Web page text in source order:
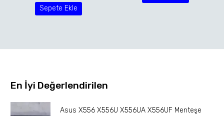
Sepete Ekle
En İyi Değerlendirilen
Asus X556 X556U X556UA X556UF Menteşe